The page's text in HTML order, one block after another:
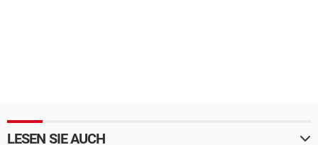
LESEN SIE AUCH